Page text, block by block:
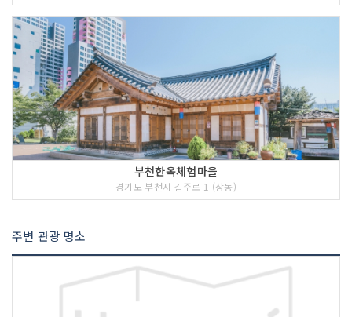
부천한옥체험마을
경기도 부천시 길주로 1 (상동)
주변 관광 명소